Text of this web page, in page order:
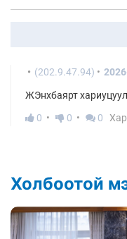
(202.9.47.94)
ЖЭнхбаярт
0
0 0
Холбоотой